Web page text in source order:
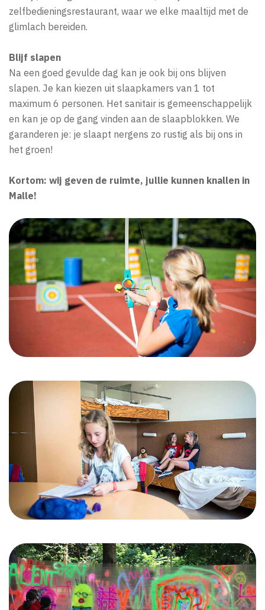
zelfbedieningsrestaurant, waar we elke maaltijd met de
glimlach bereiden.
Blijf slapen
Na een goed gevulde dag kan je ook bij ons blijven
slapen. Je kan kiezen uit slaapkamers van 1 tot
maximum 6 personen. Het sanitair is gemeenschappelijk
en kan je op de gang vinden aan de slaapblokken. We
garanderen je: je slaapt nergens zo rustig als bij ons in
het groen!
Kortom: wij geven de ruimte, jullie kunnen knallen in
Malle!